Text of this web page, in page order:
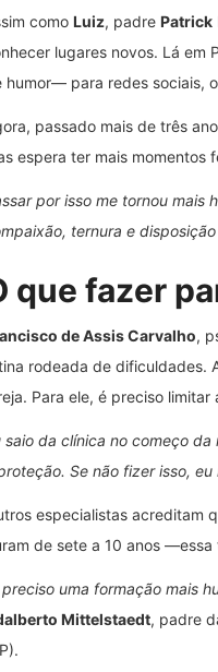
como Luiz, padre Patrick
lugares novos. Lá em
humor— para redes sociais,
passado mais de três
espera ter mais momentos
por isso me tornou mais
ternura e
que fazer
de Assis Carvalho,
rodeada de dificuldades.
Para ele, é preciso limitar
saio da clínica no começo da
Se não fizer isso,
especialistas acreditam
de sete a 10 anos
preciso uma formação mais
Mittelstaedt, padre